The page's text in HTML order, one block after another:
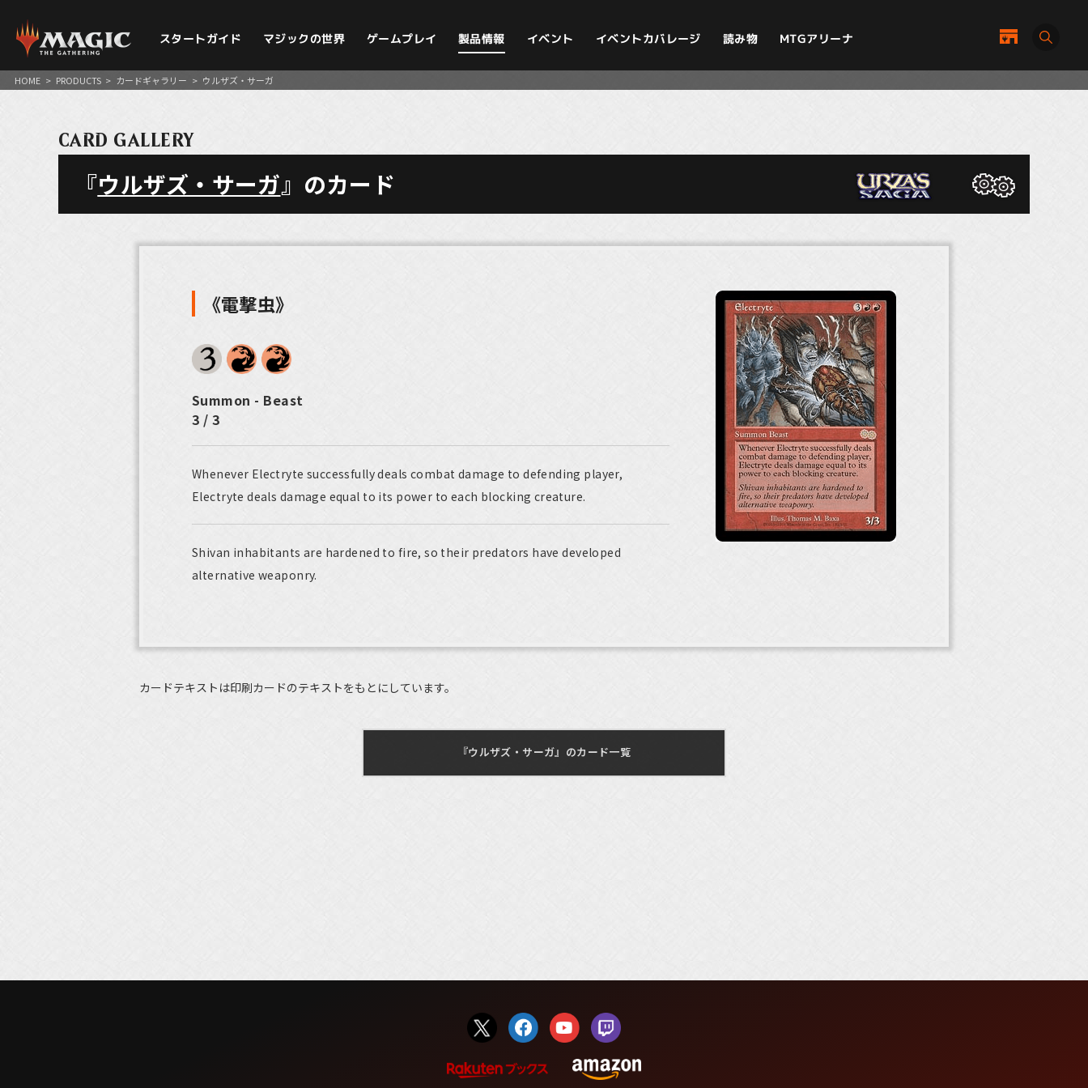
スタートガイド マジックの世界 ゲームプレイ 製品情報 イベント イベントカバレージ 読み物 MTGアリーナ
HOME > PRODUCTS > カードギャラリー > ウルザズ・サーガ
CARD GALLERY
『ウルザズ・サーガ』のカード
《電撃虫》
Summon - Beast
3 / 3
Whenever Electryte successfully deals combat damage to defending player,
Electryte deals damage equal to its power to each blocking creature.
Shivan inhabitants are hardened to fire, so their predators have developed
alternative weaponry.
カードテキストは印刷カードのテキストをもとにしています。
『ウルザズ・サーガ』のカード一覧